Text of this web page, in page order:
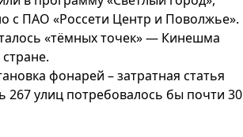
с ПАО «Россети Центр и Поволжье».
«тёмных точек» — Кинешма
фонарей – затратная статья
улиц потребовалось бы почти 30